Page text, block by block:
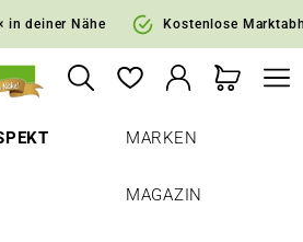
springen
in deiner Nähe Kostenlose
MARKEN
MAGAZIN